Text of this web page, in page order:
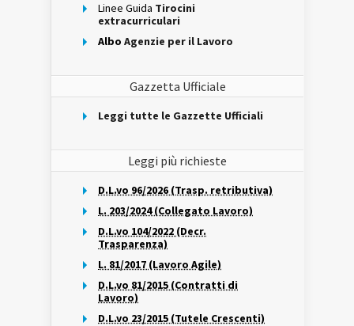
Linee Guida Tirocini
extracurriculari
Albo Agenzie per il Lavoro
Gazzetta Ufficiale
Leggi tutte le Gazzette Ufficiali
Leggi più richieste
D.L.vo 96/2026 (Trasp. retributiva)
L. 203/2024 (Collegato Lavoro)
D.L.vo 104/2022 (Decr.
Trasparenza)
L. 81/2017 (Lavoro Agile)
D.L.vo 81/2015 (Contratti di
Lavoro)
D.L.vo 23/2015 (Tutele Crescenti)